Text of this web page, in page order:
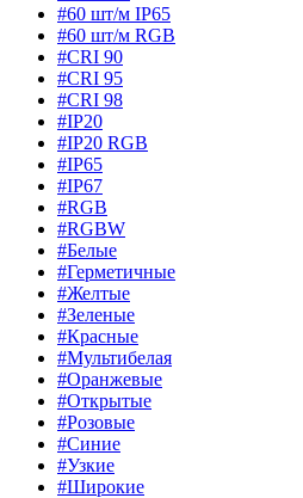
#60 шт/м IP65
#60 шт/м RGB
#CRI 90
#CRI 95
#CRI 98
#IP20
#IP20 RGB
#IP65
#IP67
#RGB
#RGBW
#Белые
#Герметичные
#Желтые
#Зеленые
#Красные
#Мультибелая
#Оранжевые
#Открытые
#Розовые
#Синие
#Узкие
#Широкие